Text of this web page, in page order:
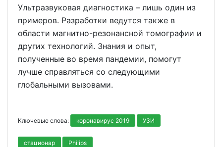
Ультразвуковая диагностика – лишь один из
примеров. Разработки ведутся также в
области магнитно-резонансной томографии и
других технологий. Знания и опыт,
полученные во время пандемии, помогут
лучше справляться со следующими
глобальными вызовами.
Ключевые слова: коронавирус 2019 УЗИ
стационар Philips